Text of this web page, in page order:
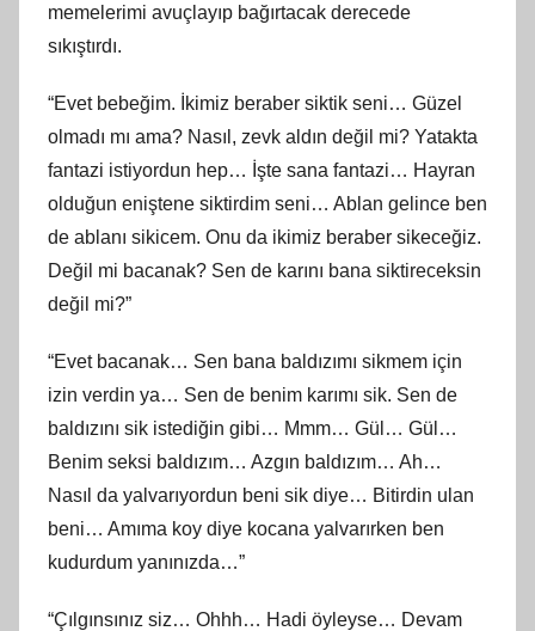
memelerimi avuçlayıp bağırtacak derecede
sıkıştırdı.
“Evet bebeğim. İkimiz beraber siktik seni… Güzel
olmadı mı ama? Nasıl, zevk aldın değil mi? Yatakta
fantazi istiyordun hep… İşte sana fantazi… Hayran
olduğun eniştene siktirdim seni… Ablan gelince ben
de ablanı sikicem. Onu da ikimiz beraber sikeceğiz.
Değil mi bacanak? Sen de karını bana siktireceksin
değil mi?”
“Evet bacanak… Sen bana baldızımı sikmem için
izin verdin ya… Sen de benim karımı sik. Sen de
baldızını sik istediğin gibi… Mmm… Gül… Gül…
Benim seksi baldızım… Azgın baldızım… Ah…
Nasıl da yalvarıyordun beni sik diye… Bitirdin ulan
beni… Amıma koy diye kocana yalvarırken ben
kudurdum yanınızda…”
“Çılgınsınız siz… Ohhh… Hadi öyleyse… Devam